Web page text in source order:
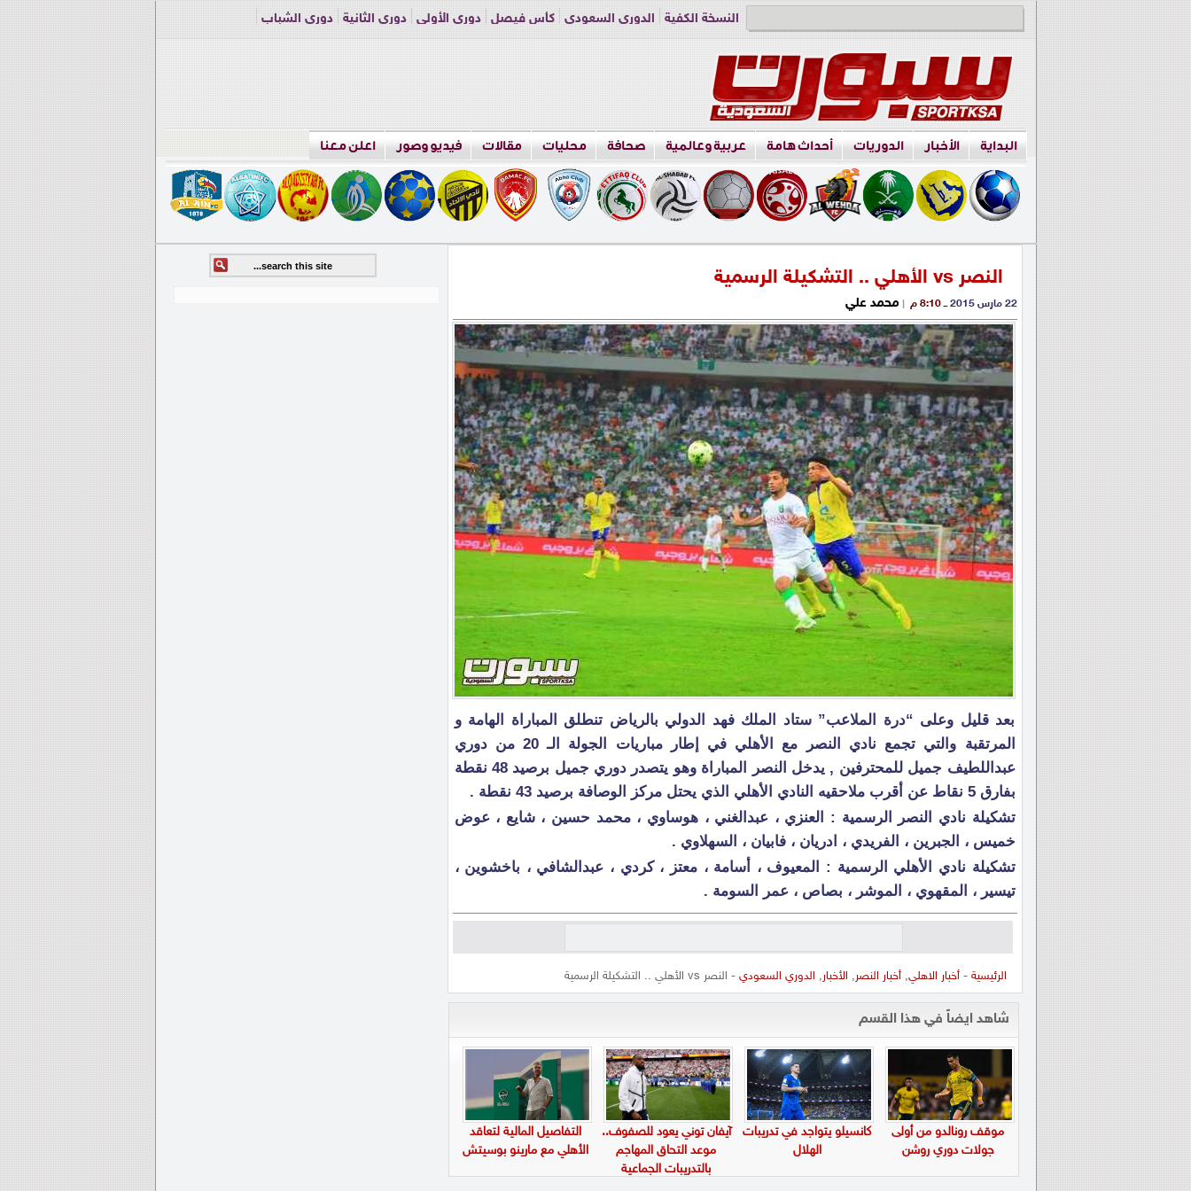
النسخة الكفية الدوري السعودي كأس فيصل دوري الأولى دوري الثانية
دوري الشباب
البداية الأخبار الدوريات أحداث هامة عربية وعالمية صحافة محليات مقالات فيديو وصور اعلن معنا
النصر vs الأهلي .. التشكيلة الرسمية
22 مارس 2015 ــ 8:10 م | محمد علي
بعد قليل وعلى “درة الملاعب” ستاد الملك فهد الدولي بالرياض تنطلق المباراة الهامة و
المرتقبة والتي تجمع نادي النصر مع الأهلي في إطار مباريات الجولة الـ 20 من دوري
عبداللطيف جميل للمحترفين , يدخل النصر المباراة وهو يتصدر دوري جميل برصيد 48 نقطة
بفارق 5 نقاط عن أقرب ملاحقيه النادي الأهلي الذي يحتل مركز الوصافة برصيد 43 نقطة .
تشكيلة نادي
النصر
الرسمية : العنزي ، عبدالغني ، هوساوي ، محمد حسين ، شايع ، عوض
خميس ، الجبرين ، الفريدي ، ادريان ، فابيان ، السهلاوي .
تشكيلة نادي
الأهلي الرسمية : المعيوف ، أسامة ، معتز ، كردي ، عبدالشافي ، باخشوين ،
تيسير ، المقهوي ، الموشر ، بصاص ، عمر السومة .
الرئيسية -أخبار الاهلي,أخبار النصر, الأخبار, الدوري السعودي - النصر vs الأهلي .. التشكيلة الرسمية
شاهد ايضاً في هذا القسم
موقف رونالدو من أولى
جولات دوري روشن
كانسيلو يتواجد في تدريبات
الهلال
آيفان توني يعود للصفوف..
موعد التحاق المهاجم
بالتدريبات الجماعية
التفاصيل المالية لتعاقد
الأهلي مع مارينو بوسيتش